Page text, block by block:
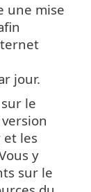
une mise
jour.
le
et les
y
sur le